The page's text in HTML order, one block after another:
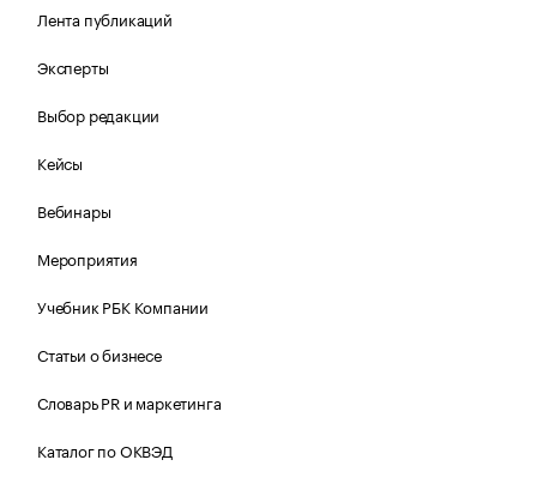
Лента публикаций
Эксперты
Выбор редакции
Кейсы
Вебинары
Мероприятия
Учебник РБК Компании
Статьи о бизнесе
Словарь PR и маркетинга
Каталог по ОКВЭД